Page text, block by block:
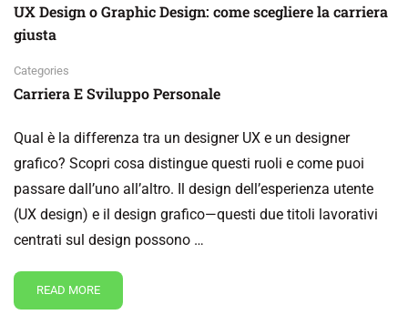
UX Design o Graphic Design: come scegliere la carriera
giusta
Categories
Carriera E Sviluppo Personale
Qual è la differenza tra un designer UX e un designer
grafico? Scopri cosa distingue questi ruoli e come puoi
passare dall’uno all’altro. Il design dell’esperienza utente
(UX design) e il design grafico—questi due titoli lavorativi
centrati sul design possono …
READ MORE